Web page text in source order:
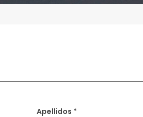
Apellidos *